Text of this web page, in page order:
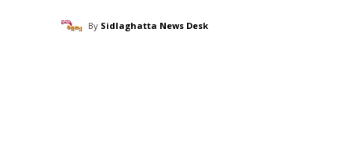
By Sidlaghatta News Desk